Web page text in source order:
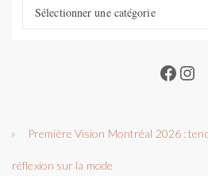
Sélectionner une catégorie
Première Vision Montréal 2026 :
réflexion sur la mode